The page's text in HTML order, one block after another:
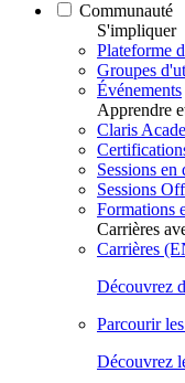
Communauté
S'impliquer
Plateforme
Groupes
Événements
Apprendre
Claris
Sessions
Sessions
Formations
Carrières
Carrières
Découvrez
Parcourir
Découvrez